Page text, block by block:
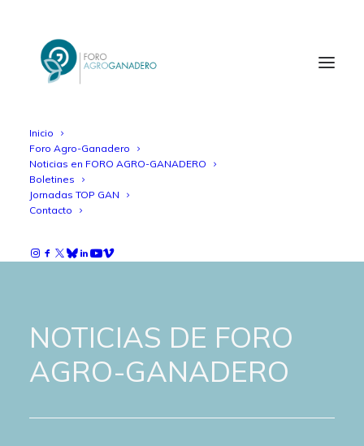
Inicio
Foro Agro-Ganadero
Noticias en FORO AGRO-GANADERO
Boletines
Jornadas TOP GAN
Contacto
NOTICIAS DE FORO
AGRO-GANADERO